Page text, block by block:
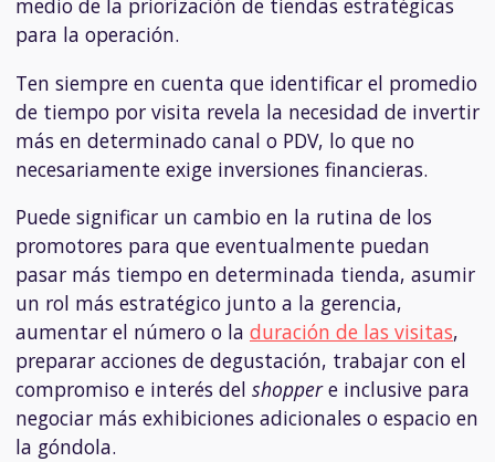
medio de la priorización de tiendas estratégicas
para la operación.
Ten siempre en cuenta que identificar el promedio
de tiempo por visita revela la necesidad de invertir
más en determinado canal o PDV, lo que no
necesariamente exige inversiones financieras.
Puede significar un cambio en la rutina de los
promotores para que eventualmente puedan
pasar más tiempo en determinada tienda, asumir
un rol más estratégico junto a la gerencia,
aumentar el número o la duración de las visitas,
preparar acciones de degustación, trabajar con el
compromiso e interés del shoppere inclusive para
negociar más exhibiciones adicionales o espacio en
la góndola.